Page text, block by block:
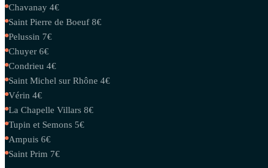
Chavanay 4€
Saint Pierre de Boeuf 8€
Pelussin 7€
Chuyer 6€
Condrieu 4€
Saint Michel sur Rhône 4€
Vérin 4€
La Chapelle Villars 8€
Tupin et Semons 5€
Ampuis 6€
Saint Prim 7€